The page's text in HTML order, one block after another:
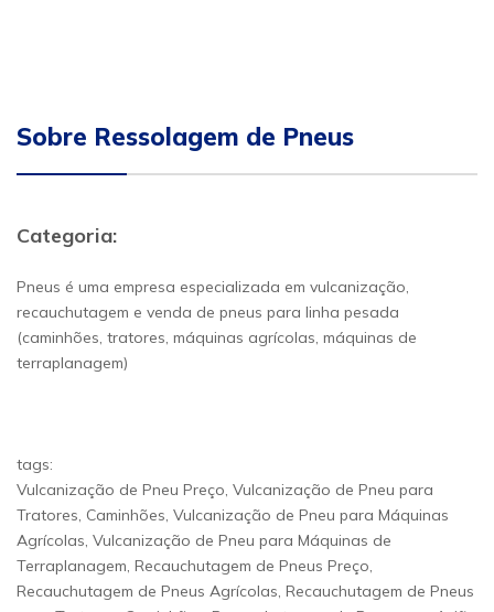
Sobre Ressolagem de Pneus
Categoria:
Pneus é uma empresa especializada em vulcanização,
recauchutagem e venda de pneus para linha pesada
(caminhões, tratores, máquinas agrícolas, máquinas de
terraplanagem)
tags:
Vulcanização de Pneu Preço, Vulcanização de Pneu para
Tratores, Caminhões, Vulcanização de Pneu para Máquinas
Agrícolas, Vulcanização de Pneu para Máquinas de
Terraplanagem, Recauchutagem de Pneus Preço,
Recauchutagem de Pneus Agrícolas, Recauchutagem de Pneus